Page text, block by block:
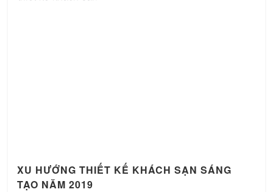
XU HƯỚNG THIẾT KẾ KHÁCH SẠN SÁNG
TẠO NĂM 2019